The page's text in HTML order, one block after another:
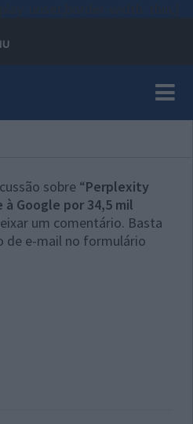
sobre “Perplexity
à Google por 34,5 mil
um comentário. Basta
de e-mail no formulário